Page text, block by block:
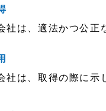
社は、適法かつ公正
社は、取得の際に